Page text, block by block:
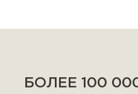
БОЛЕЕ 100